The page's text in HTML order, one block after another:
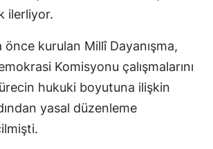
ilerliyor.
önce kurulan Millî Dayanışma,
Komisyonu çalışmalarını
hukuki boyutuna ilişkin
yasal düzenleme